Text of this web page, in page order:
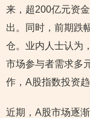
来，超200亿元资
出。同时，前期跌
仓。业内人士认为
市场参与者需求多
作，A股指数投资趋
近期，A股市场逐